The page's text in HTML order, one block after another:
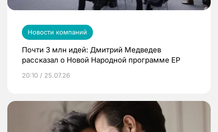
Новости компаний
Почти 3 млн идей: Дмитрий Медведев
рассказал о Новой Народной программе ЕР
20:10 / 25.07.26